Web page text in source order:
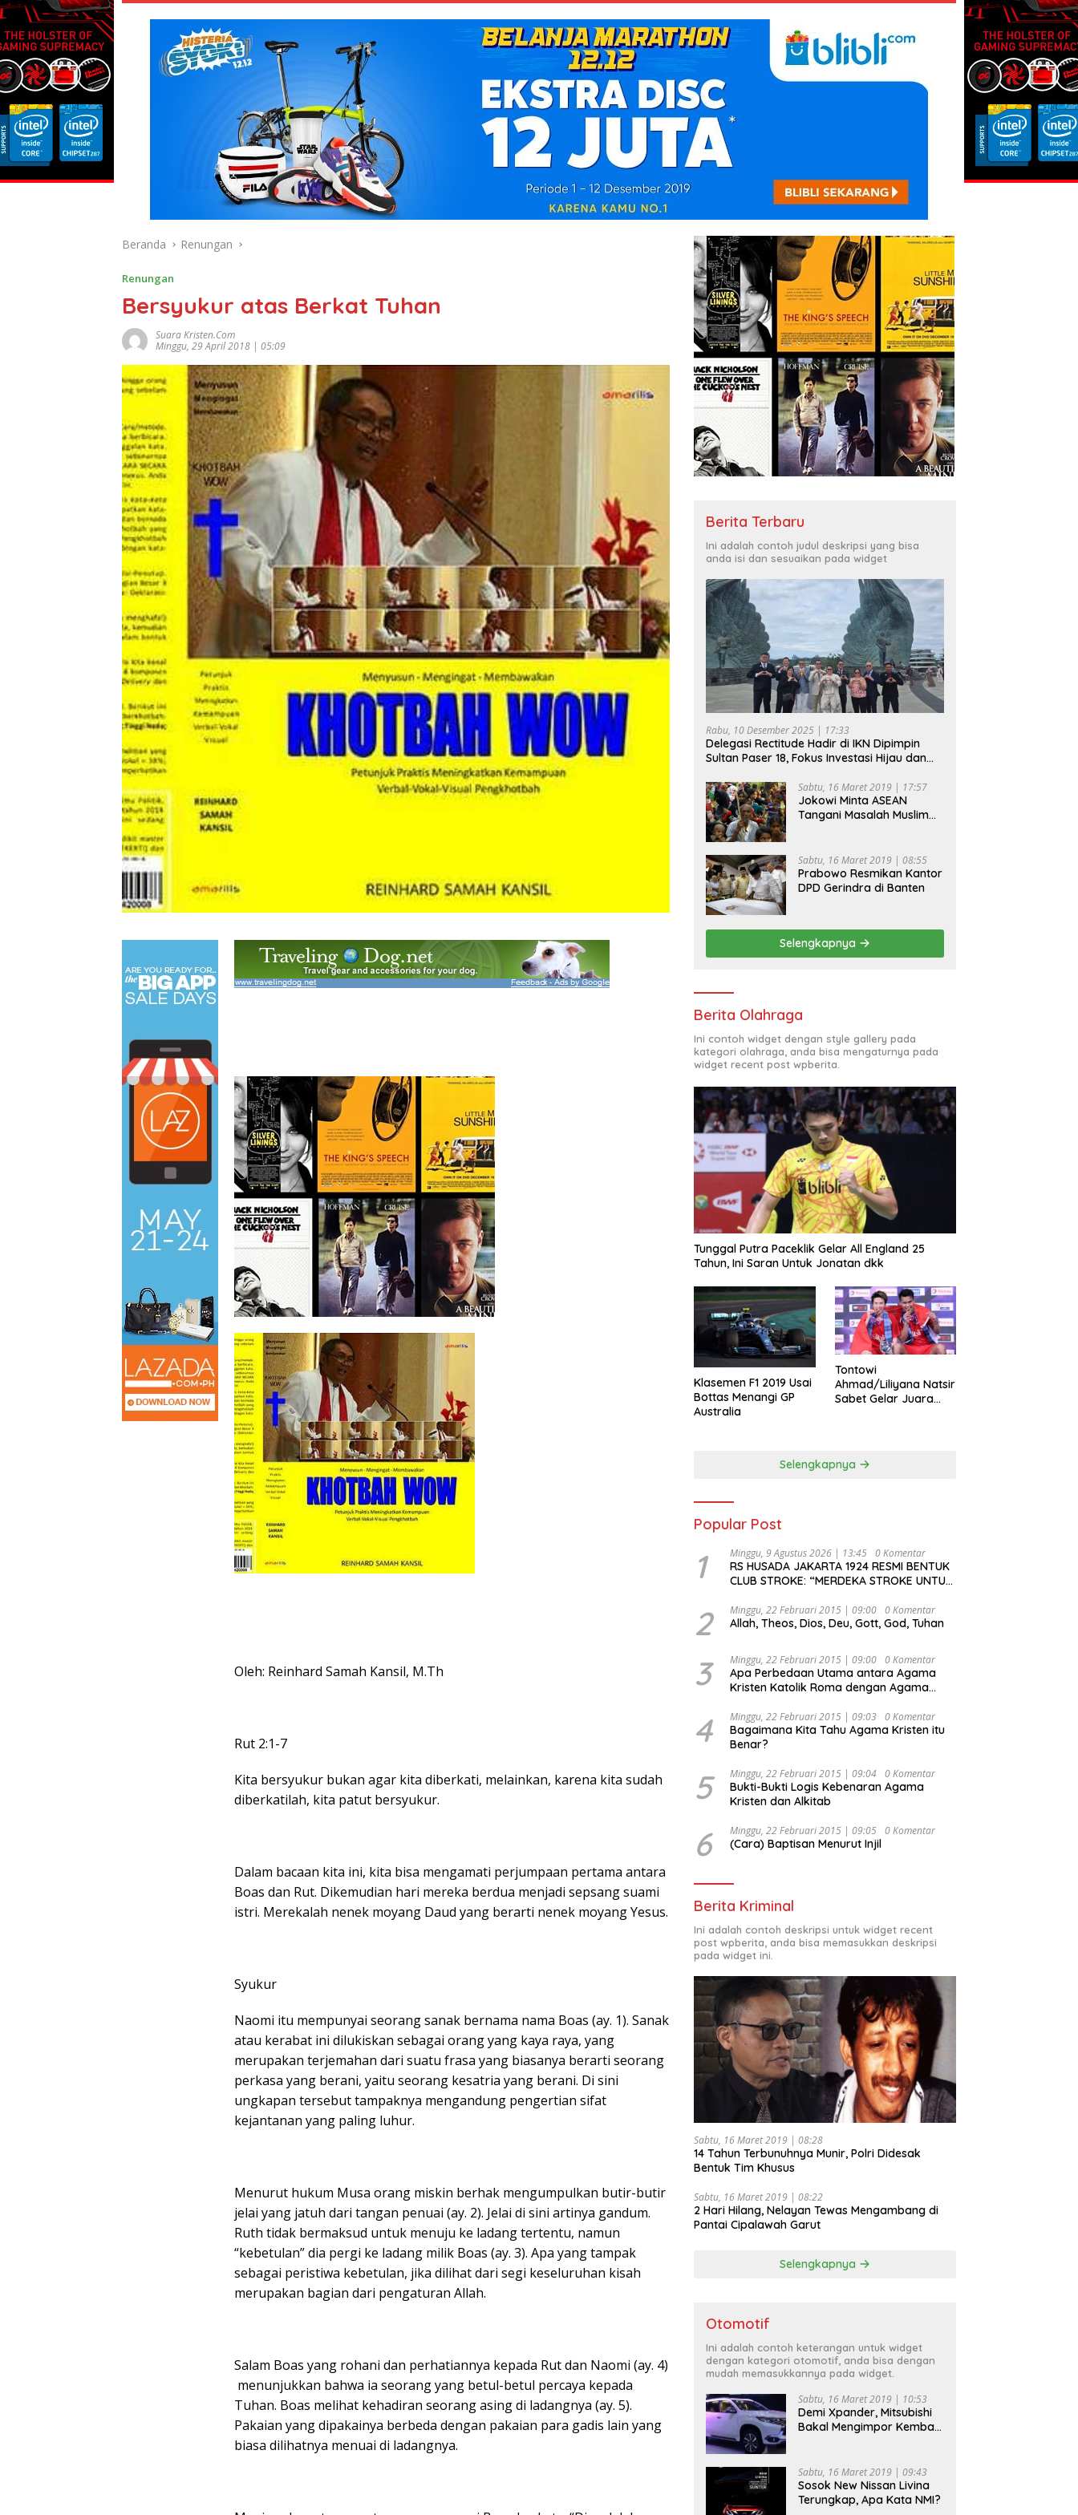
Beranda Renungan
Renungan
Bersyukur atas Berkat Tuhan
Suara Kristen.com
Minggu, 29 April 2018 | 05:09
Oleh: Reinhard Samah Kansil, M.Th
Rut 2:1-7
Kita bersyukur bukan agar kita diberkati, melainkan, karena kita sudah
diberkatilah, kita patut bersyukur.
Dalam bacaan kita ini, kita bisa mengamati perjumpaan pertama antara
Boas dan Rut. Dikemudian hari mereka berdua menjadi sepsang suami
istri. Merekalah nenek moyang Daud yang berarti nenek moyang Yesus.
Syukur
Naomi itu mempunyai seorang sanak bernama nama Boas (ay. 1). Sanak
atau kerabat ini dilukiskan sebagai orang yang kaya raya, yang
merupakan terjemahan dari suatu frasa yang biasanya berarti seorang
perkasa yang berani, yaitu seorang kesatria yang berani. Di sini
ungkapan tersebut tampaknya mengandung pengertian sifat
kejantanan yang paling luhur.
Menurut hukum Musa orang miskin berhak mengumpulkan butir-butir
jelai yang jatuh dari tangan penuai (ay. 2). Jelai di sini artinya gandum.
Ruth tidak bermaksud untuk menuju ke ladang tertentu, namun
“kebetulan” dia pergi ke ladang milik Boas (ay. 3). Apa yang tampak
sebagai peristiwa kebetulan, jika dilihat dari segi keseluruhan kisah
merupakan bagian dari pengaturan Allah.
Salam Boas yang rohani dan perhatiannya kepada Rut dan Naomi (ay. 4)
menunjukkan bahwa ia seorang yang betul-betul percaya kepada
Tuhan. Boas melihat kehadiran seorang asing di ladangnya (ay. 5).
Pakaian yang dipakainya berbeda dengan pakaian para gadis lain yang
biasa dilihatnya menuai di ladangnya.
Berita Terbaru
Ini adalah contoh judul deskripsi yang bisa
anda isi dan sesuaikan pada widget
Rabu, 10 Desember 2025 | 17:33
Delegasi Rectitude Hadir di IKN Dipimpin
Sultan Paser 18, Fokus Investasi Hijau dan
Sabtu, 16 Maret 2019 | 17:57
Jokowi Minta ASEAN
Tangani Masalah Muslim
Sabtu, 16 Maret 2019 | 08:55
Prabowo Resmikan Kantor
DPD Gerindra di Banten
Selengkapnya
Berita Olahraga
Ini contoh widget dengan style gallery pada
kategori olahraga, anda bisa mengaturnya pada
widget recent post wpberita.
Tunggal Putra Paceklik Gelar All England 25
Tahun, Ini Saran Untuk Jonatan dkk
Klasemen F1 2019 Usai
Bottas Menangi GP
Australia
Tontowi
Ahmad/Liliyana Natsir
Sabet Gelar Juara
Selengkapnya
Popular Post
1 Minggu, 9 Agustus 2026 | 13:45 0 Komentar
RS HUSADA JAKARTA 1924 RESMI BENTUK
CLUB STROKE: “MERDEKA STROKE UNTUK
2 Minggu, 22 Februari 2015 | 09:00 0 Komentar
Allah, Theos, Dios, Deu, Gott, God, Tuhan
3 Minggu, 22 Februari 2015 | 09:00 0 Komentar
Apa Perbedaan Utama antara Agama
Kristen Katolik Roma dengan Agama
4 Minggu, 22 Februari 2015 | 09:03 0 Komentar
Bagaimana Kita Tahu Agama Kristen itu
Benar?
5 Minggu, 22 Februari 2015 | 09:04 0 Komentar
Bukti-Bukti Logis Kebenaran Agama
Kristen dan Alkitab
6 Minggu, 22 Februari 2015 | 09:05 0 Komentar
(Cara) Baptisan Menurut Injil
Berita Kriminal
Ini adalah contoh deskripsi untuk widget recent
post wpberita, anda bisa memasukkan deskripsi
pada widget ini.
Sabtu, 16 Maret 2019 | 08:28
14 Tahun Terbunuhnya Munir, Polri Didesak
Bentuk Tim Khusus
Sabtu, 16 Maret 2019 | 08:22
2 Hari Hilang, Nelayan Tewas Mengambang di
Pantai Cipalawah Garut
Selengkapnya
Otomotif
Ini adalah contoh keterangan untuk widget
dengan kategori otomotif, anda bisa dengan
mudah memasukkannya pada widget.
Sabtu, 16 Maret 2019 | 10:53
Demi Xpander, Mitsubishi
Bakal Mengimpor Kembali
Sabtu, 16 Maret 2019 | 09:43
Sosok New Nissan Livina
Terungkap, Apa Kata NMI?